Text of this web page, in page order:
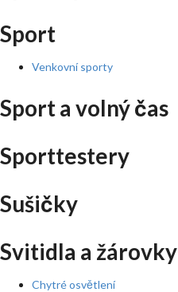
Sport
Venkovní sporty
Sport a volný čas
Sporttestery
Sušičky
Svitidla a žárovky
Chytré osvětlení